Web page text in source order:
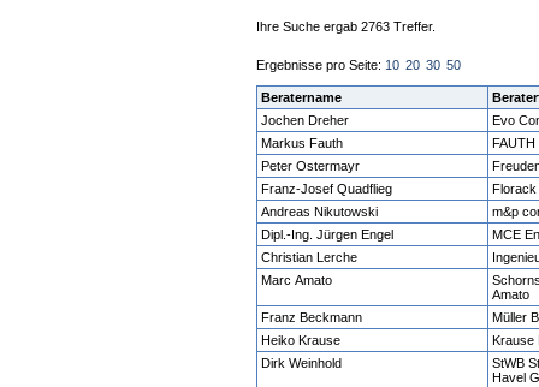
Ihre Suche ergab 2763 Treffer.
Ergebnisse pro Seite: 10 20 30 50
Beratername
Jochen Dreher
Evo
Markus Fauth
Peter Ostermayr
Franz-Josef Quadflieg
Andreas Nikutowski
m&p
Dipl.-Ing. Jürgen Engel
MCE
Christian Lerche
Marc Amato
Amato
Franz Beckmann
Müller
Heiko Krause
Krause
Dirk Weinhold
StWB
Havel